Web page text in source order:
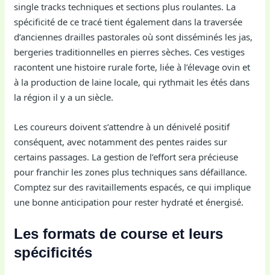
single tracks techniques et sections plus roulantes. La
spécificité de ce tracé tient également dans la traversée
d’anciennes drailles pastorales où sont disséminés les jas,
bergeries traditionnelles en pierres sèches. Ces vestiges
racontent une histoire rurale forte, liée à l’élevage ovin et
à la production de laine locale, qui rythmait les étés dans
la région il y a un siècle.
Les coureurs doivent s’attendre à un dénivelé positif
conséquent, avec notamment des pentes raides sur
certains passages. La gestion de l’effort sera précieuse
pour franchir les zones plus techniques sans défaillance.
Comptez sur des ravitaillements espacés, ce qui implique
une bonne anticipation pour rester hydraté et énergisé.
Les formats de course et leurs
spécificités